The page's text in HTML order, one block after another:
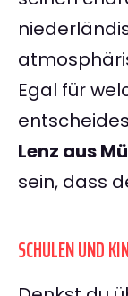
Egal für
Lenz aus
sein, dass
SCHULEN UND